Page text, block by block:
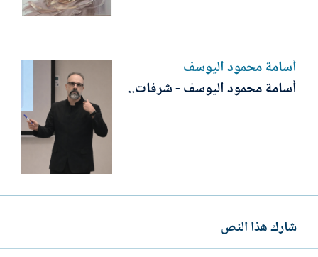
أسامة محمود اليوسف
أسامة محمود اليوسف - شرفات..
شارك هذا النص